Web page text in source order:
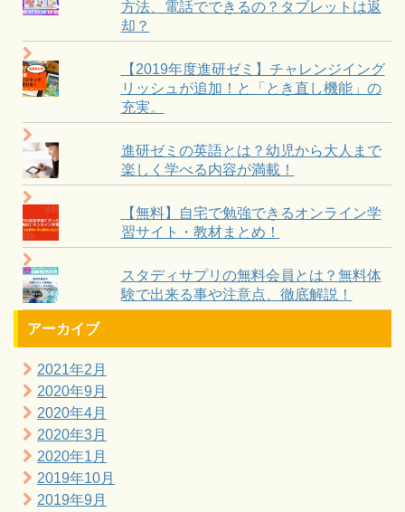
方法、電話でできるの？タブレットは返
却？
【2019年度進研ゼミ】チャレンジイング
リッシュが追加！と「とき直し機能」の
充実。
進研ゼミの英語とは？幼児から大人まで
楽しく学べる内容が満載！
【無料】自宅で勉強できるオンライン学
習サイト・教材まとめ！
スタディサプリの無料会員とは？無料体
験で出来る事や注意点、徹底解説！
アーカイブ
2021年2月
2020年9月
2020年4月
2020年3月
2020年1月
2019年10月
2019年9月